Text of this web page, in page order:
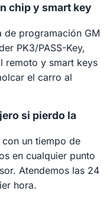
chip y smart key
de programación GM
PK3/PASS-Key,
remoto y smart keys
el carro al
si pierdo la
un tiempo de
en cualquier punto
Atendemos las 24
hora.